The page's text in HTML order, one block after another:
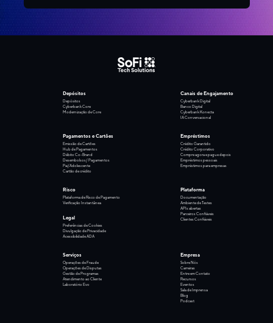
Depósitos
Depósitos
Cyberbank Core
Modernização de Core
Canais de Engajamento
Cyberbank Digital
Banco Digital
Cyberbank Konecta
IA Conversacional
Pagamentos e Cartões
Emissão de Cartões
Hub de Pagamentos
Débito Co-Brand
Desembolsos/ Pagamentos
Pai/Adolescente
Cartão de crédito
Empréstimos
Crédito Garantido
Crédito Corporativo
Compre agora e pague depois
Empréstimos pessoais
Empréstimos para empresas
Risco
Plataforma de Risco de Pagamento
Verificação Instantânea
Legal
Preferências de Cookies
Divulgação de Privacidade
Acessibilidade ADA
Plataforma
Documentação
Ambiente de Testes
APIs abertas
Parceiros Confiáveis
Clientes Confiáveis
Serviços
Operações de Fraude
Operações de Disputas
Gestão de Programas
Atendimento ao Cliente
Laboratório Evo
Empresa
Sobre Nós
Carreiras
Entre em Contato
Recursos
Eventos
Sala de Imprensa
Blog
Podcast